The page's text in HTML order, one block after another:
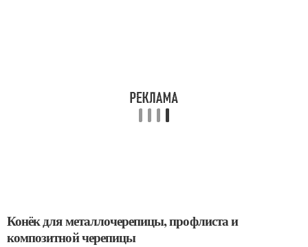
Конёк для металлочерепицы, профлиста и
композитной черепицы